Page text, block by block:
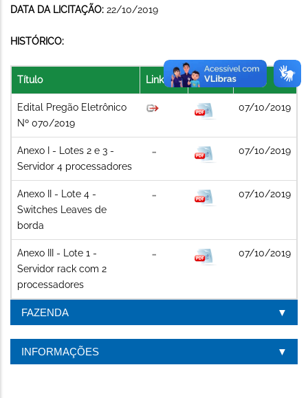
DATA DA LICITAÇÃO: 22/10/2019
HISTÓRICO:
Título Link Arquivo
Edital Pregão Eletrônico
Nº 070/2019
07/10/2019
Anexo I - Lotes 2 e 3 -
Servidor 4 processadores
07/10/2019
Anexo II - Lote 4 -
Switches Leaves de
borda
07/10/2019
Anexo III - Lote 1 -
Servidor rack com 2
processadores
07/10/2019
FAZENDA
INFORMAÇÕES